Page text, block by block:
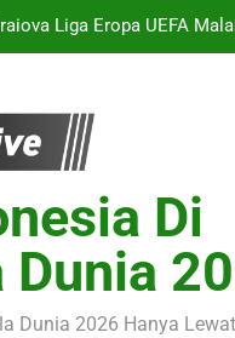
Liga Eropa UEFA
Inter Milan Club Friendly
Dini Hari Ini Pukul
Liga Eropa UEFA
Club Friendly Dini Hari
Di
Dunia 2026 Hanya